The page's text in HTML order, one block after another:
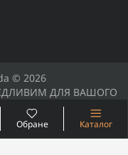
Обране Каталог
© 2026
ДЛЯ ВАШОГО
ЗДОРОВ'Я